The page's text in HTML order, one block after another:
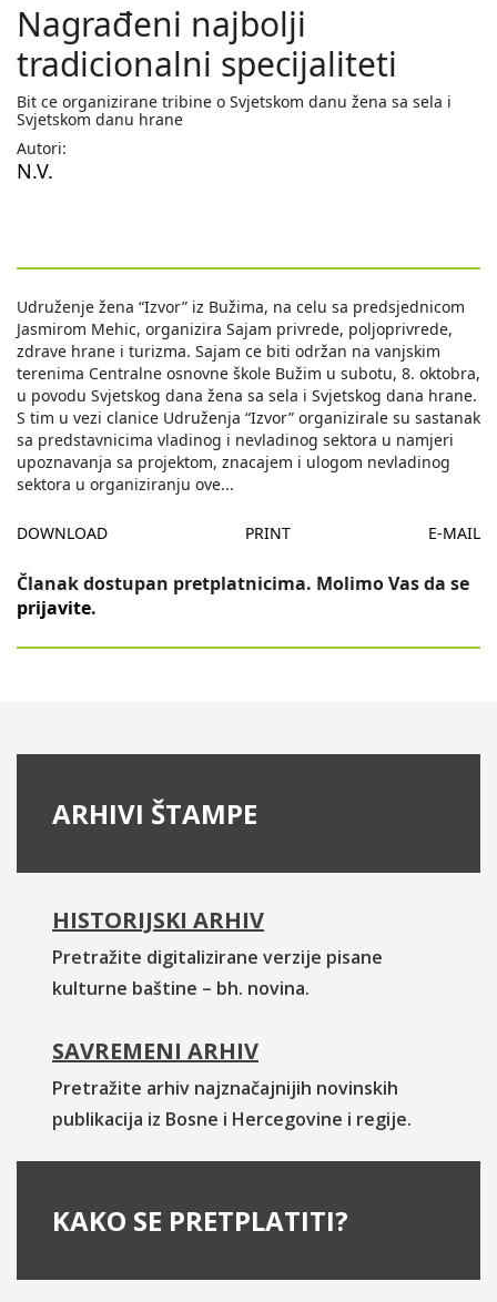
Nagrađeni najbolji
tradicionalni specijaliteti
Bit ce organizirane tribine o Svjetskom danu žena sa sela i
Svjetskom danu hrane
Autori:
N.V.
Udruženje žena “Izvor” iz Bužima, na celu sa predsjednicom
Jasmirom Mehic, organizira Sajam privrede, poljoprivrede,
zdrave hrane i turizma. Sajam ce biti održan na vanjskim
terenima Centralne osnovne škole Bužim u subotu, 8. oktobra,
u povodu Svjetskog dana žena sa sela i Svjetskog dana hrane.
S tim u vezi clanice Udruženja “Izvor” organizirale su sastanak
sa predstavnicima vladinog i nevladinog sektora u namjeri
upoznavanja sa projektom, znacajem i ulogom nevladinog
sektora u organiziranju ove...
DOWNLOAD PRINT E-MAIL
Članak dostupan pretplatnicima. Molimo Vas da se
prijavite.
ARHIVI ŠTAMPE
HISTORIJSKI ARHIV
Pretražite digitalizirane verzije pisane
kulturne baštine – bh. novina.
SAVREMENI ARHIV
Pretražite arhiv najznačajnijih novinskih
publikacija iz Bosne i Hercegovine i regije.
KAKO SE PRETPLATITI?